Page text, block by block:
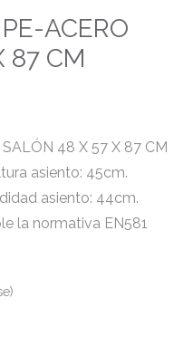
ACERO
87 CM
48 X 57 X 87 CM
asiento: 45cm.
asiento: 44cm.
la normativa EN581